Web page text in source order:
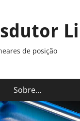
de posição
Sobre…